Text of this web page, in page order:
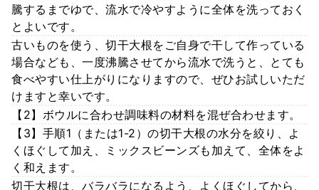
騰するまでゆで、流水で冷やすように全体を洗っておく
とよいです。
古いものを使う、切干大根をご自身で干して作っている
場合なども、一度沸騰させてから流水で洗うと、とても
食べやすい仕上がりになりますので、ぜひお試しいただ
けますと幸いです。
【2】ボウルに合わせ調味料の材料を混ぜ合わせます。
【3】手順1（または1-2）の切干大根の水分を絞り、よ
くほぐして加え、ミックスビーンズも加えて、全体をよ
く和えます。
切干大根は、バラバラになるよう、よくほぐしてから、